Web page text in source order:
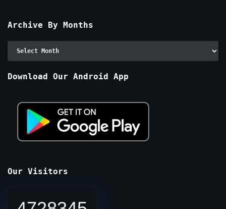
Archive By Months
Archive
Download Our Android App
Our Visitors